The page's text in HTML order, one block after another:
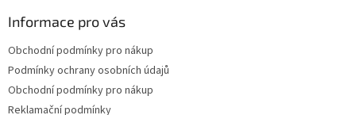
Informace pro vás
Obchodní podmínky pro nákup
Podmínky ochrany osobních údajů
Obchodní podmínky pro nákup
Reklamační podmínky